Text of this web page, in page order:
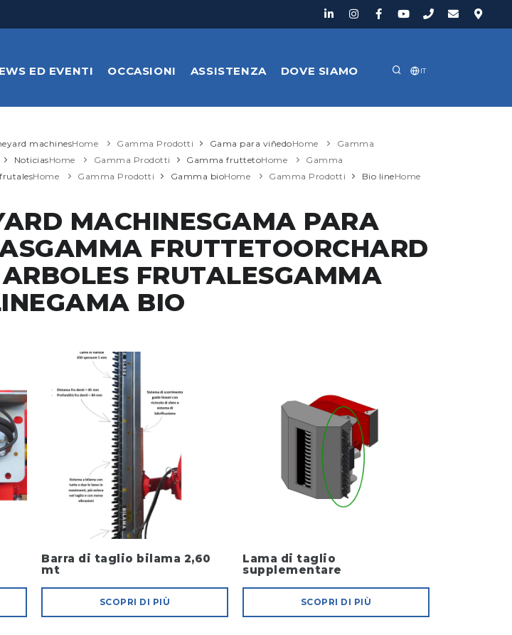
IT
ED EVENTI OCCASIONI ASSISTENZA DOVE SIAMO
machinesHome Gamma Prodotti Gama para viñedoHome
Gamma
NoticiasHome Gamma Prodotti Gamma fruttetoHome
Gamma
Home Gamma Prodotti Gamma bioHome Gamma Prodotti Bio lineHome
MACHINESGAMA PARA
FRUTTETOORCHARD
FRUTALESGAMMA
BIO
Barra di taglio bilama 2,60
mt
SCOPRI DI PIÙ
Lama di taglio
supplementare
SCOPRI DI PIÙ